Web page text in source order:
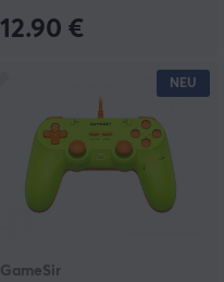
12.90 €
NEU
GameSir